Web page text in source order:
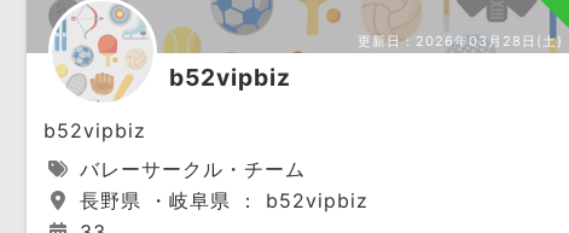
更新日： 2026年03月28日(土)
b52vipbiz
b52vipbiz
バレーサークル・チーム
長野県 ・岐阜県 ： b52vipbiz